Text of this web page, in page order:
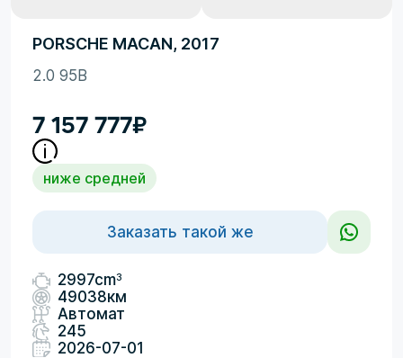
PORSCHE MACAN, 2017
2.0 95B
7 157 777₽
ниже средней
Заказать такой же
2997cm3
49038км
Автомат
245
2026-07-01